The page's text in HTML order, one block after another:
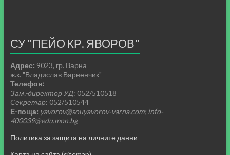
СУ "ПЕЙО КР. ЯВОРОВ"
Адрес: 9023, гр. Варна
ж.к. "Владислав Варненчик"
Телефон:
Зам.-директор УД: 052/510518
Секретар: 052/510544
Е-поща: yavorov@souyavorov-varna.com; info-
400039@edu.mon.bg
Политика за защита на личните данни